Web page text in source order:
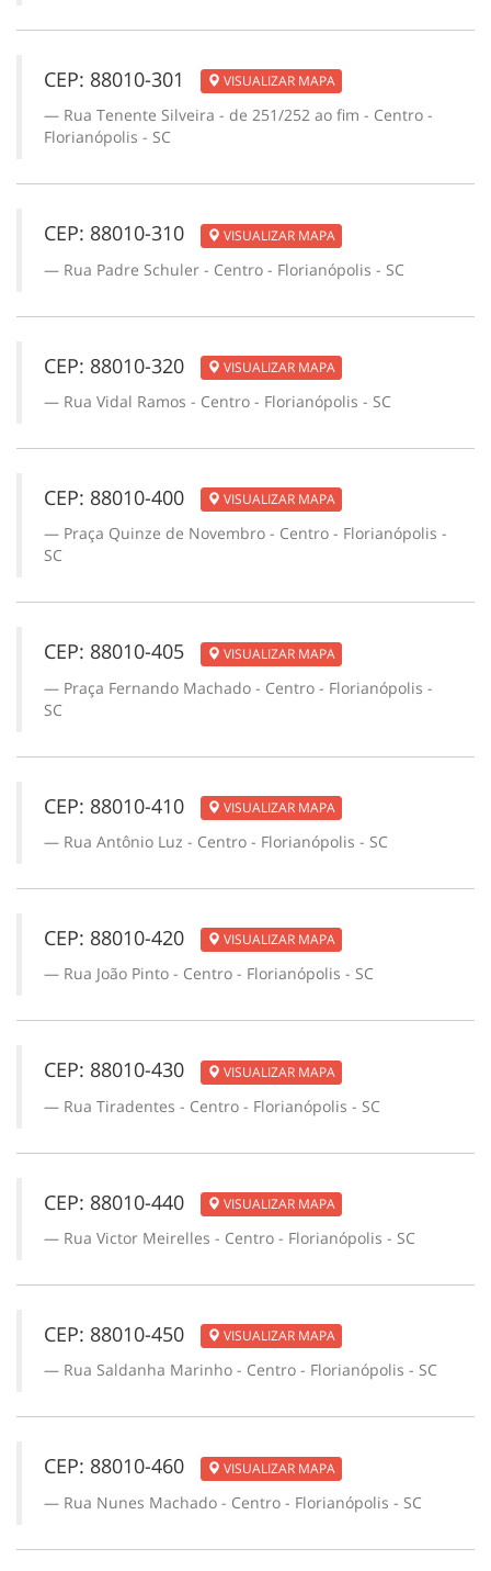
CEP: 88010-301 VISUALIZAR MAPA
Rua Tenente Silveira - de 251/252 ao fim - Centro -
Florianópolis - SC
CEP: 88010-310 VISUALIZAR MAPA
Rua Padre Schuler - Centro - Florianópolis - SC
CEP: 88010-320 VISUALIZAR MAPA
Rua Vidal Ramos - Centro - Florianópolis - SC
CEP: 88010-400 VISUALIZAR MAPA
Praça Quinze de Novembro - Centro - Florianópolis -
SC
CEP: 88010-405 VISUALIZAR MAPA
Praça Fernando Machado - Centro - Florianópolis -
SC
CEP: 88010-410 VISUALIZAR MAPA
Rua Antônio Luz - Centro - Florianópolis - SC
CEP: 88010-420 VISUALIZAR MAPA
Rua João Pinto - Centro - Florianópolis - SC
CEP: 88010-430 VISUALIZAR MAPA
Rua Tiradentes - Centro - Florianópolis - SC
CEP: 88010-440 VISUALIZAR MAPA
Rua Victor Meirelles - Centro - Florianópolis - SC
CEP: 88010-450 VISUALIZAR MAPA
Rua Saldanha Marinho - Centro - Florianópolis - SC
CEP: 88010-460 VISUALIZAR MAPA
Rua Nunes Machado - Centro - Florianópolis - SC